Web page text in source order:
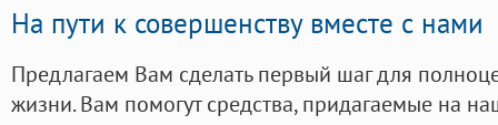
На пути к совершенству вместе с нами
Предлагаем Вам сделать первый шаг для
жизни. Вам помогут средства, придагаемые на